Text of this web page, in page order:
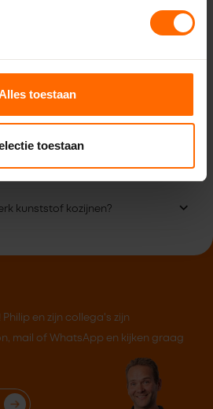
toestaan
toestaan
zonder afspraak?
online bestellen. Kan dat?
kunststof kozijnen?
en zijn collega's zijn
mail of WhatsApp en kijken graag